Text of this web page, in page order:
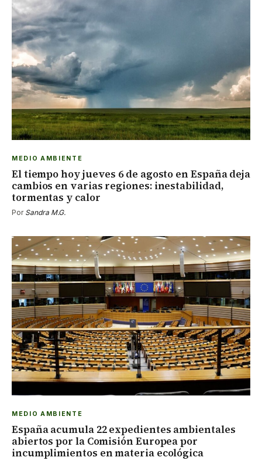
MEDIO AMBIENTE
El tiempo hoy jueves 6 de agosto en España deja
cambios en varias regiones: inestabilidad,
tormentas y calor
Por Sandra M.G.
MEDIO AMBIENTE
España acumula 22 expedientes ambientales
abiertos por la Comisión Europea por
incumplimientos en materia ecológica